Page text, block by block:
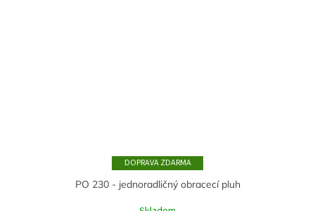
ZDARMA
PO 230 - jednoradličný obracecí pluh